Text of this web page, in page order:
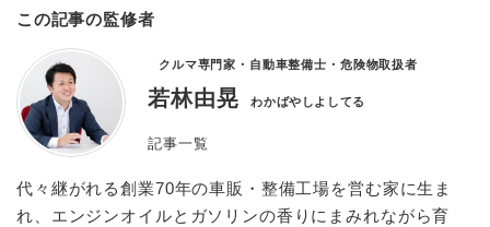
この記事の監修者
クルマ専門家・自動車整備士・危険物取扱者
若林由晃 わかばやしよしてる
記事一覧
代々継がれる創業70年の車販・整備工場を営む家に生ま
れ、エンジンオイルとガソリンの香りにまみれながら育